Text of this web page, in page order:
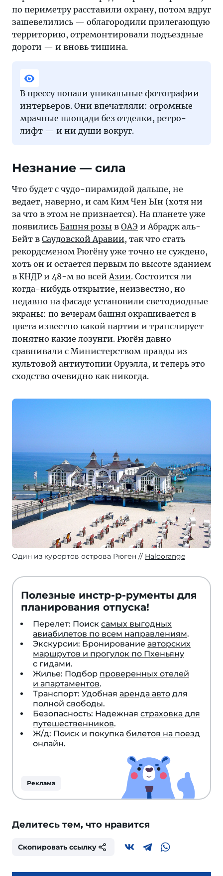
по периметру расставили охрану, потом вдруг
зашевелились — облагородили прилегающую
территорию, отремонтировали подъездные
дороги — и вновь тишина.
В прессу попали уникальные фотографии
интерьеров. Они впечатляли: огромные
мрачные площади без отделки, ретро-
лифт — и ни души вокруг.
Незнание — сила
Что будет с чудо-пирамидой дальше, не
ведает, наверно, и сам Ким Чен Ын (хотя ни
за что в этом не признается). На планете уже
появились Башня розы в ОАЭ и Абрадж аль-
Бейт в Саудовской Аравии, так что стать
рекордсменом Рюгёну уже точно не суждено,
хоть он и остается первым по высоте зданием
в КНДР и 48-м во всейАзии. Состоится ли
когда-нибудь открытие, неизвестно, но
недавно на фасаде установили светодиодные
экраны: по вечерам башня окрашивается в
цвета известно какой партии и транслирует
понятно какие лозунги. Рюгён давно
сравнивали с Министерством правды из
культовой антиутопии Оруэлла, и теперь это
сходство очевидно как никогда.
Один из курортов острова Рюген Haloorange
Полезные инстр-р-рументы для
планирования отпуска!
Перелет: Поиск самых выгодных
авиабилетов по всем направлениям.
Экскурсии: Бронирование авторских
маршрутов и прогулок по Пхеньяну
с гидами.
Жилье: Подбор проверенных отелей
и апартаментов.
Транспорт: Удобная аренда авто для
полной свободы.
Безопасность: Надежная страховка для
путешественников.
Ж/д: Поиск и покупка билетов на поезд
онлайн.
Реклама
Делитесь тем, что нравится
Скопировать ссылку